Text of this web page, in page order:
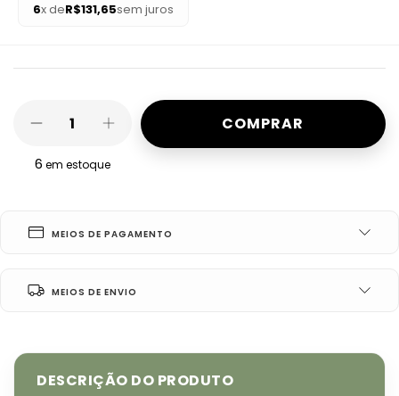
6x deR$131,65sem juros
6 em estoque
MEIOS DE PAGAMENTO
MEIOS DE ENVIO